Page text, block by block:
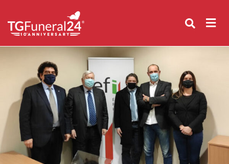
content